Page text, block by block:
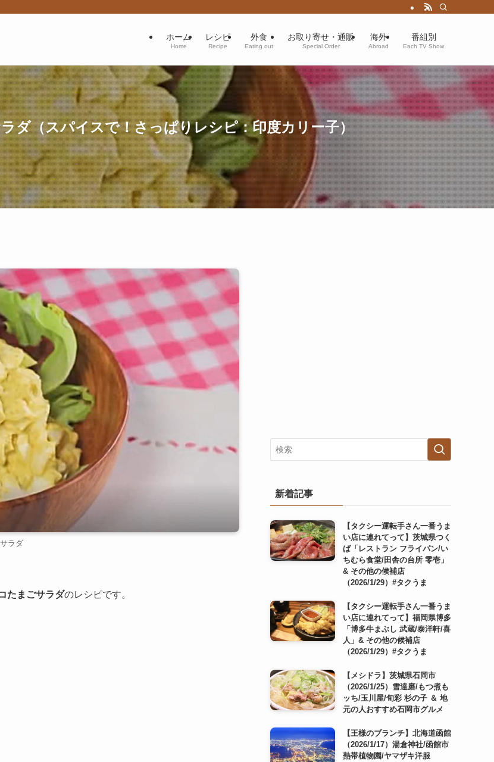
ホーム
Home
レシピ
Recipe
外食
Eating out
お取り寄せ・通販
Special Order
海外
Abroad
番組別
Each TV Show
ダ（スパイスで！さっぱりレシピ：印度カリー子）
ラダ
たまごサラダのレシピです。
新着記事
【タクシー運転手さん一番うま
い店に連れてって】茨城県つく
ば「レストラン フライパン/い
ちむら食堂/田舎の台所 零壱」
& その他の候補店
（2026/1/29）#タクうま
【タクシー運転手さん一番うま
い店に連れてって】福岡県博多
「博多牛まぶし 武蔵/泰洋軒/喜
人」& その他の候補店
（2026/1/29）#タクうま
【メシドラ】茨城県石岡市
（2026/1/25）雪達磨/もつ煮も
ッち/玉川屋/旬彩 杉の子 ＆ 地
元の人おすすめ石岡市グルメ
【王様のブランチ】北海道函館
（2026/1/17）湯倉神社/函館市
熱帯植物園/ヤマザキ洋服